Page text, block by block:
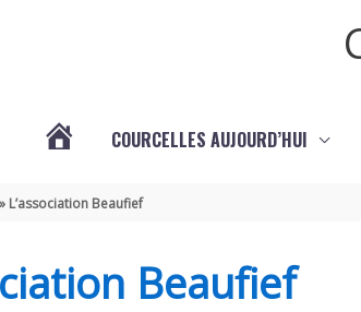
COURCELLES AUJOURD’HUI
L’association Beaufief
Beaufief